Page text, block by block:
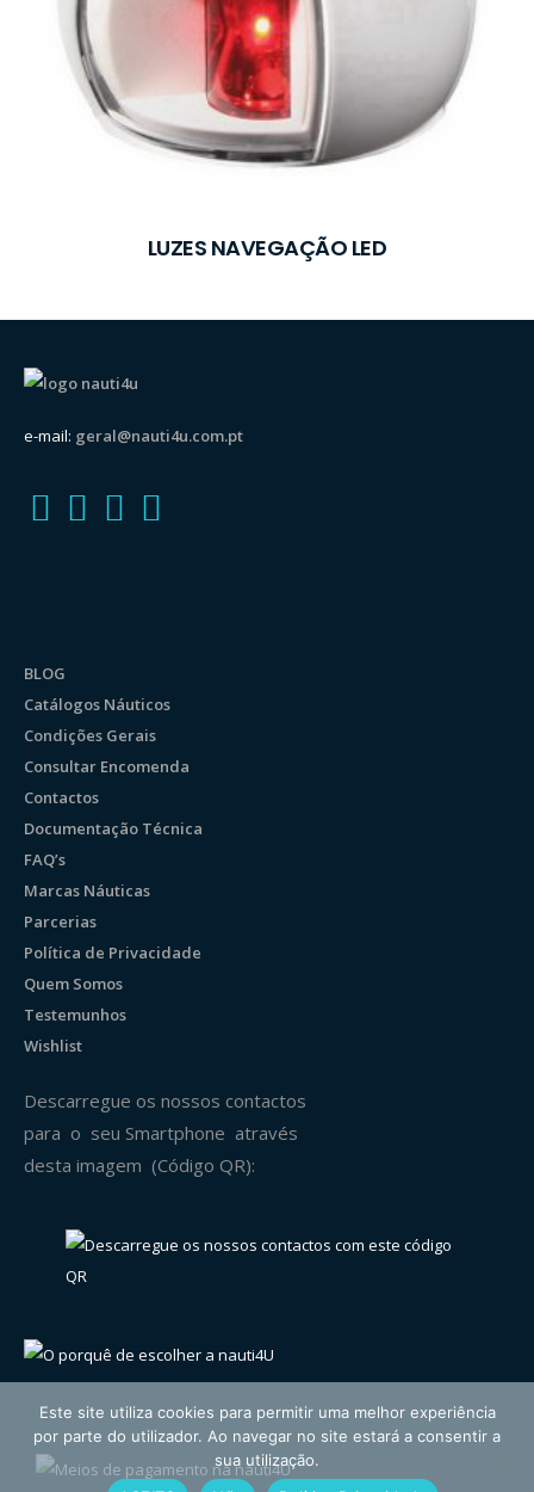
LUZES NAVEGAÇÃO LED
e-mail: geral@nauti4u.com.pt
BLOG
Catálogos Náuticos
Condições Gerais
Consultar Encomenda
Contactos
Documentação Técnica
FAQ’s
Marcas Náuticas
Parcerias
Política de Privacidade
Quem Somos
Testemunhos
Wishlist
Descarregue os nossos contactos
para o seu Smartphone através
desta imagem (Código QR):
Este site utiliza cookies para permitir uma melhor experiência
por parte do utilizador. Ao navegar no site estará a consentir a
sua utilização.